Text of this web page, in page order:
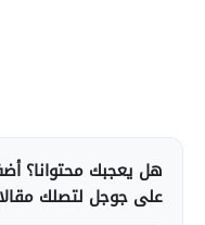
هل يعجبك محتوانا؟
على جوجل لتصلك